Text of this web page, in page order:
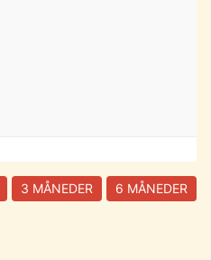
3 MÅNEDER 6 MÅNEDER